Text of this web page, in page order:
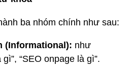
ba nhóm chính như sau:
(Informational): như
“SEO onpage là gì”.